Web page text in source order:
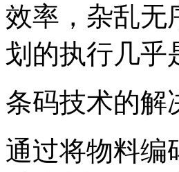
效率，杂乱无
划的执行几乎
条码技术的解
通过将物料编